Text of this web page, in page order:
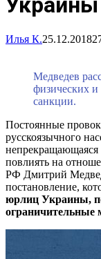
Илья К.25.12.2018
Медведев
физических
санкции.
Постоянные
русскоязычного
непрекращающаяся
повлиять на
РФ Дмитрий
постановление,
юрлиц Украины,
ограничительные